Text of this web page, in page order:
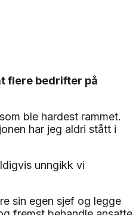
flere bedrifter på
ble hardest rammet.
har jeg aldri stått i
unngikk vi
sin egen sjef og legge